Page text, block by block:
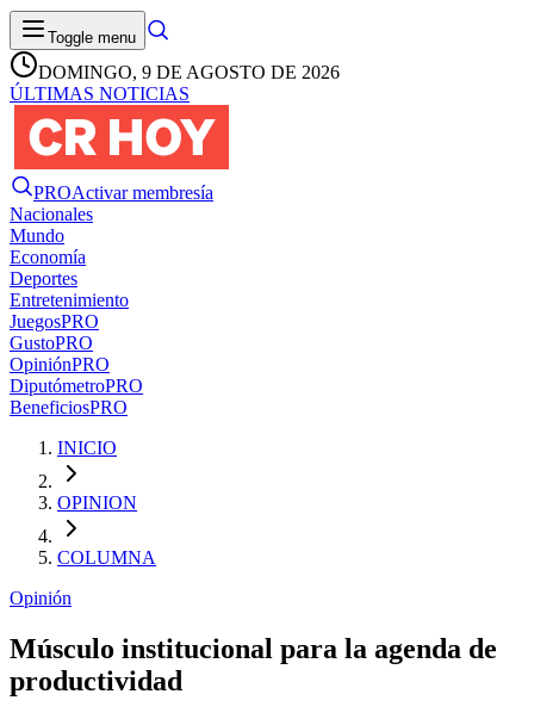
Toggle menu
DOMINGO, 9 DE AGOSTO DE 2026
ÚLTIMAS NOTICIAS
PROActivar membresía
Nacionales
Mundo
Economía
Deportes
Entretenimiento
JuegosPRO
GustoPRO
OpiniónPRO
DiputómetroPRO
BeneficiosPRO
INICIO
OPINION
COLUMNA
Opinión
Músculo institucional para la agenda de
productividad